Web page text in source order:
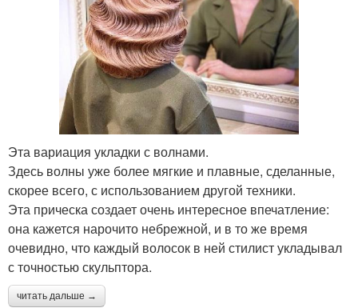
Эта вариация укладки с волнами.
Здесь волны уже более мягкие и плавные, сделанные,
скорее всего, с использованием другой техники.
Эта прическа создает очень интересное впечатление:
она кажется нарочито небрежной, и в то же время
очевидно, что каждый волосок в ней стилист укладывал
с точностью скульптора.
читать дальше →